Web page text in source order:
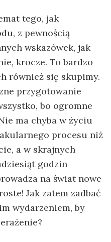
tego, jak
z pewnością
wskazówek, jak
krocze. To bardzo
również się skupimy.
przygotowanie
bo ogromne
ma chyba w życiu
procesu niż
a w skrajnych
godzin
na świat nowe
Jak zatem zadbać
wydarzeniem, by